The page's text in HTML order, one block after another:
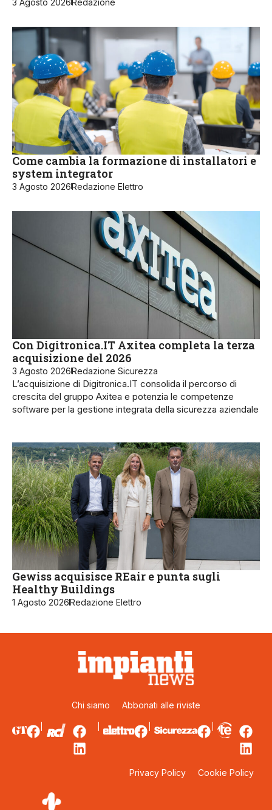
Come cambia la formazione di installatori e
system integrator
3 Agosto 2026Redazione Elettro
Con Digitronica.IT Axitea completa la terza
acquisizione del 2026
3 Agosto 2026Redazione Sicurezza
L’acquisizione di Digitronica.IT consolida il percorso di
crescita del gruppo Axitea e potenzia le competenze
software per la gestione integrata della sicurezza aziendale
Gewiss acquisisce REair e punta sugli
Healthy Buildings
1 Agosto 2026Redazione Elettro
Chi siamo Abbonati alle riviste
Privacy Policy Cookie Policy